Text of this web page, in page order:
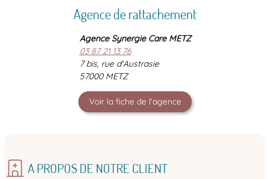
Agence de rattachement
Agence Synergie Care METZ
03 87 21 13 76
7 bis, rue d'Austrasie
57000 METZ
Voir la fiche de l'agence
A PROPOS DE NOTRE CLIENT